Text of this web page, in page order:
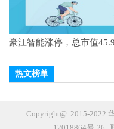
豪江智能涨停，总市值
热文榜单
Copyright@ 2015-2022